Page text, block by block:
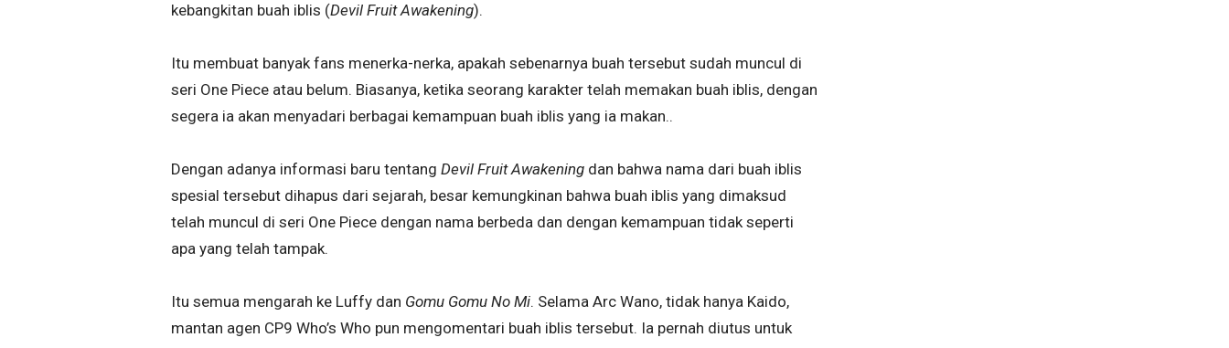
kebangkitan buah iblis (Devil Fruit Awakening).
Itu membuat banyak fans menerka-nerka, apakah sebenarnya buah tersebut sudah muncul di
seri One Piece atau belum. Biasanya, ketika seorang karakter telah memakan buah iblis, dengan
segera ia akan menyadari berbagai kemampuan buah iblis yang ia makan..
Dengan adanya informasi baru tentang Devil Fruit Awakening dan bahwa nama dari buah iblis
spesial tersebut dihapus dari sejarah, besar kemungkinan bahwa buah iblis yang dimaksud
telah muncul di seri One Piece dengan nama berbeda dan dengan kemampuan tidak seperti
apa yang telah tampak.
Itu semua mengarah ke Luffy dan Gomu Gomu No Mi. Selama Arc Wano, tidak hanya Kaido,
mantan agen CP9 Who’s Who pun mengomentari buah iblis tersebut. Ia pernah diutus untuk